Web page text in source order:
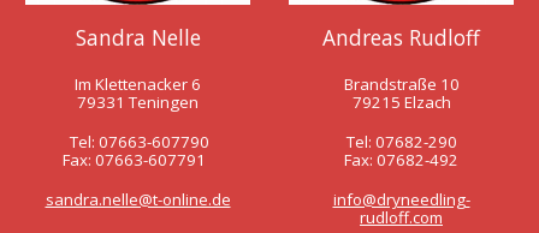
Sandra Nelle
Im Klettenacker 6
79331 Teningen
Tel: 07663-607790
Fax: 07663-607791
sandra.nelle@t-online.de
Andreas Rudloff
Brandstraße 10
79215 Elzach
Tel: 07682-290
Fax: 07682-492
info@dryneedling-
rudloff.com